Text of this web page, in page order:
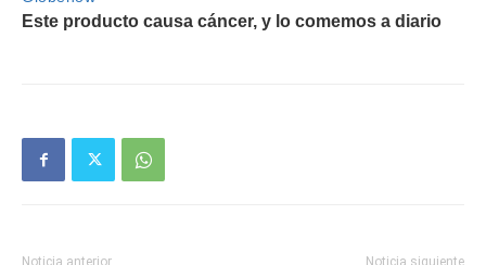
Noticia anterior Noticia siguiente